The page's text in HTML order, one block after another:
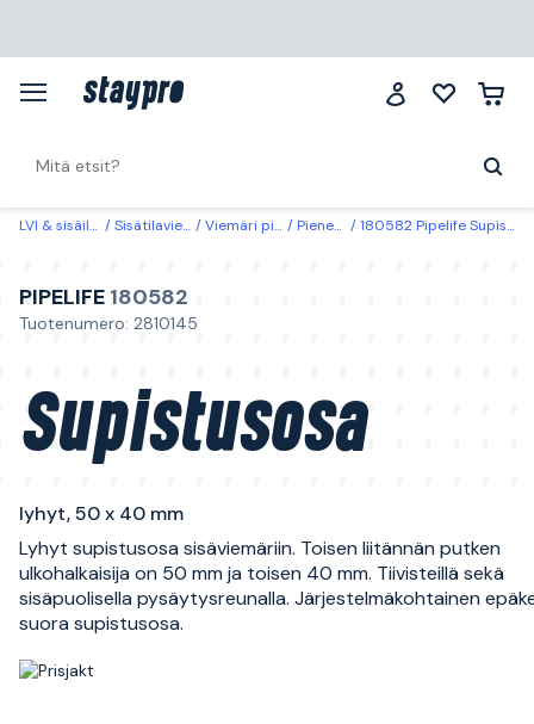
LVI & sisäilma Sisätilaviemäri Viemäri piilotettu Pienennykset 180582 Pipelife Supistusosa lyhyt, 50 x 40 mm
PIPELIFE 180582
Tuotenumero: 2810145
Supistusosa
lyhyt, 50 x 40 mm
Lyhyt supistusosa sisäviemäriin. Toisen liitännän putken
ulkohalkaisija on 50 mm ja toisen 40 mm. Tiivisteillä sekä
sisäpuolisella pysäytysreunalla. Järjestelmäkohtainen
suora supistusosa.